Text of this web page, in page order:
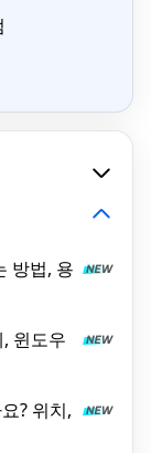
방법, 용
윈도우
? 위치,